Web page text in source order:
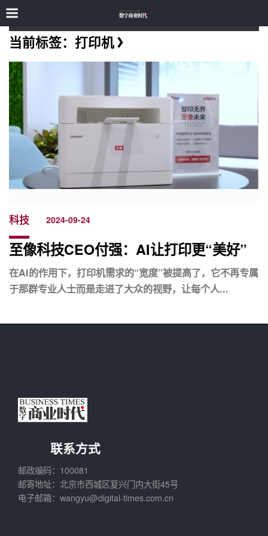
当前标签：打印机
科技 2024-09-24
至像科技CEO付强：AI让打印更“美好”
在AI的作用下，打印机需求的“宽度”被提高了，它不再专属
于那群专业人士而是走进了大众的视野，让每个人...
联系方式
邮政编码：100081
邮寄地址：北京市西城区复兴门内大街45号
电子邮箱：wangyu@digital-times.com.cn